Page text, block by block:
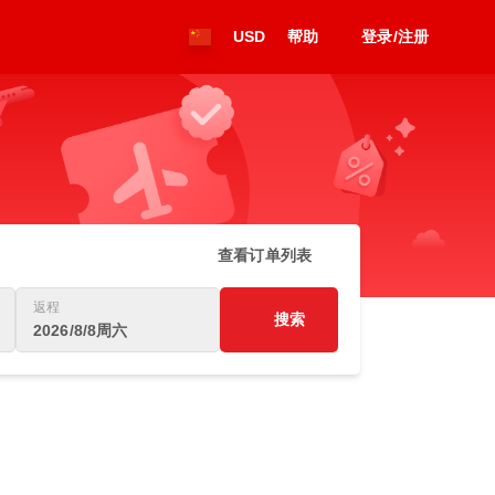
USD 帮助 登录/注册
查看订单列表
返程
2026/8/8周六
搜索